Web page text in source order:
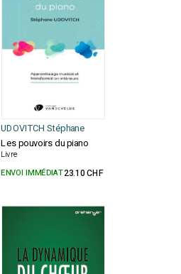
UDOVITCH Stéphane
Les pouvoirs du piano
Livre
ENVOI IMMÉDIAT23.10 CHF